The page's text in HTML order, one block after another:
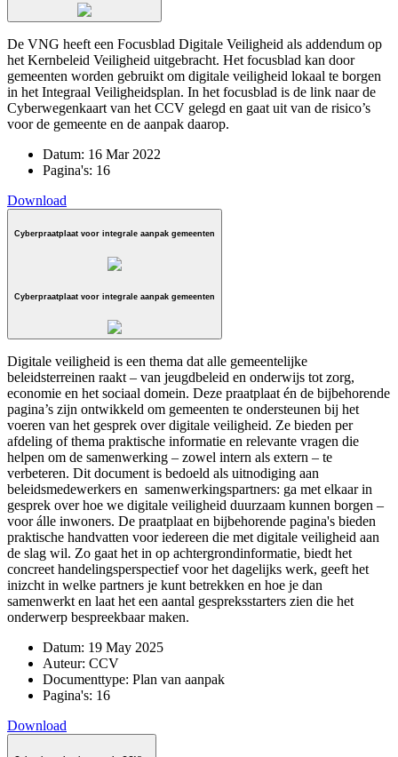
De VNG heeft een Focusblad Digitale Veiligheid als addendum op
het Kernbeleid Veiligheid uitgebracht. Het focusblad kan door
gemeenten worden gebruikt om digitale veiligheid lokaal te borgen
in het Integraal Veiligheidsplan. In het focusblad is de link naar de
Cyberwegenkaart van het CCV gelegd en gaat uit van de risico’s
voor de gemeente en de aanpak daarop.
Datum: 16 Mar 2022
Pagina's: 16
Download
Cyberpraatplaat voor integrale aanpak gemeenten
Cyberpraatplaat voor integrale aanpak gemeenten
Digitale veiligheid is een thema dat alle gemeentelijke
beleidsterreinen raakt – van jeugdbeleid en onderwijs tot zorg,
economie en het sociaal domein. Deze praatplaat én de bijbehorende
pagina’s zijn ontwikkeld om gemeenten te ondersteunen bij het
voeren van het gesprek over digitale veiligheid. Ze bieden per
afdeling of thema praktische informatie en relevante vragen die
helpen om de samenwerking – zowel intern als extern – te
verbeteren. Dit document is bedoeld als uitnodiging aan
beleidsmedewerkers en samenwerkingspartners: ga met elkaar in
gesprek over hoe we digitale veiligheid duurzaam kunnen borgen –
voor álle inwoners. De praatplaat en bijbehorende pagina's bieden
praktische handvatten voor iedereen die met digitale veiligheid aan
de slag wil. Zo gaat het in op achtergrondinformatie, biedt het
concreet handelingsperspectief voor het dagelijks werk, geeft het
inizcht in welke partners je kunt betrekken en hoe je dan
samenwerkt en laat het een aantal gespreksstarters zien die het
onderwerp bespreekbaar maken.
Datum: 19 May 2025
Auteur: CCV
Documenttype: Plan van aanpak
Pagina's: 16
Download